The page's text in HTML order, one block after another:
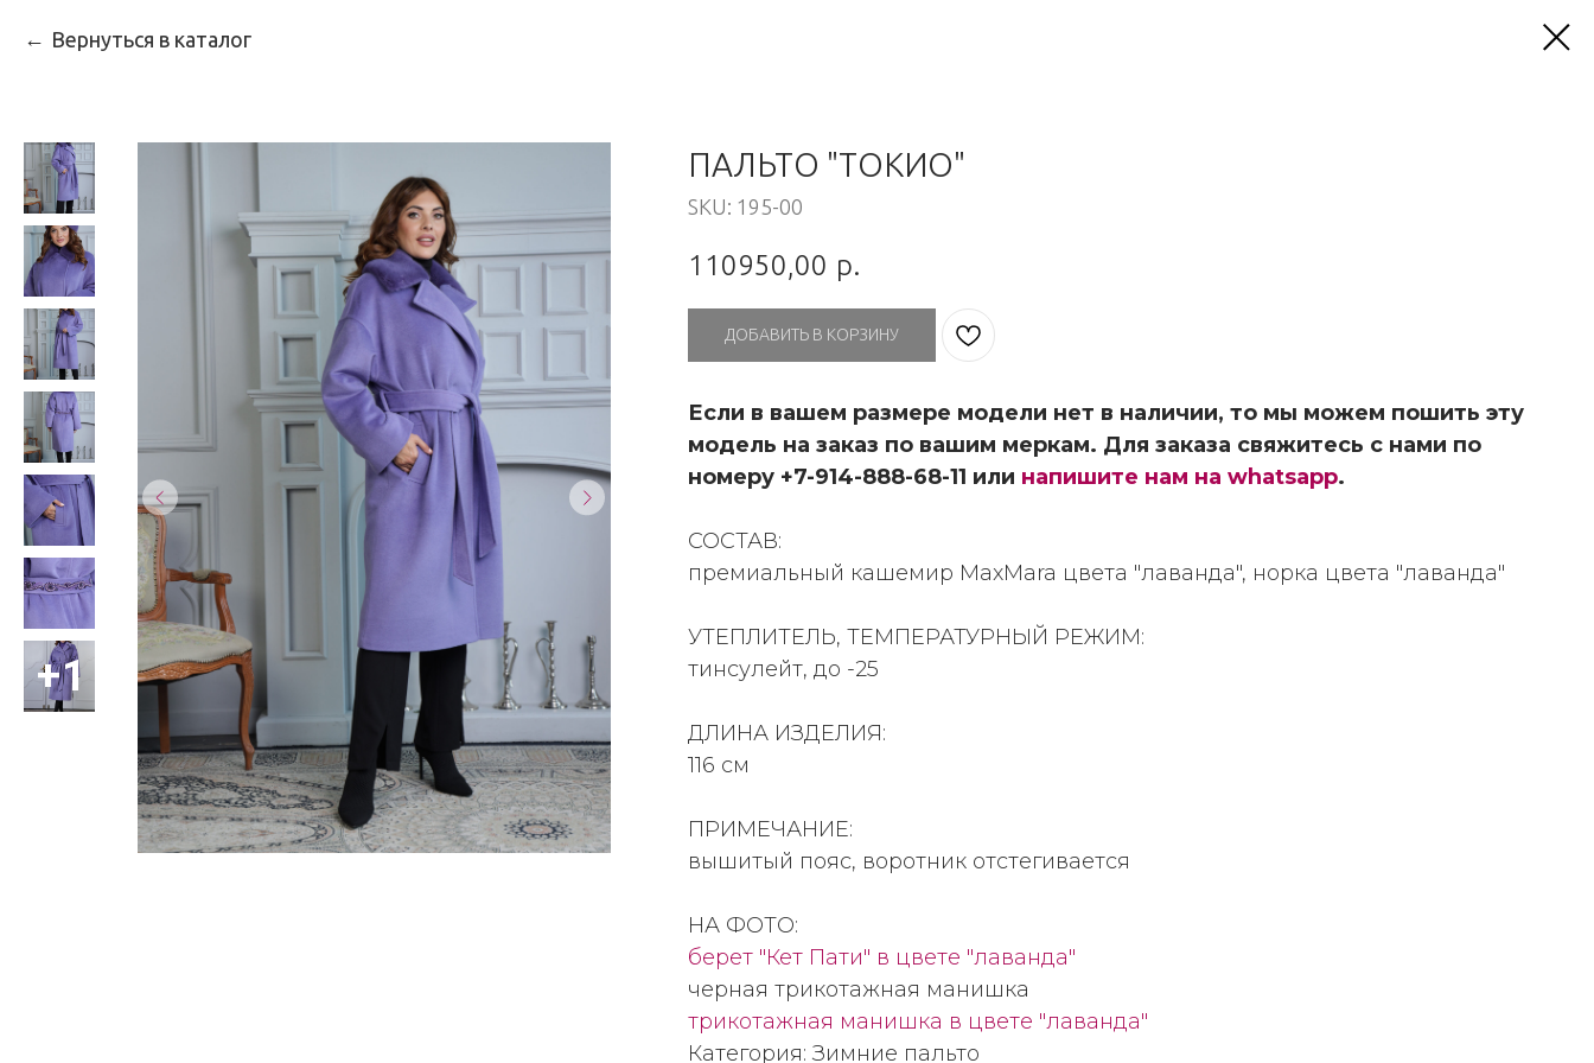
Вернуться в каталог
ПАЛЬТО "ТОКИО"
SKU: 195-00
110950,00 р.
ДОБАВИТЬ В КОРЗИНУ
Если в вашем размере модели нет в наличии, то мы можем пошить эту
модель на заказ по вашим меркам. Для заказа свяжитесь с нами по
номеру +7-914-888-68-11 или напишите нам на whatsapp.
СОСТАВ:
премиальный кашемир MaxMara цвета "лаванда", норка цвета "лаванда"
УТЕПЛИТЕЛЬ, ТЕМПЕРАТУРНЫЙ РЕЖИМ:
тинсулейт, до -25
ДЛИНА ИЗДЕЛИЯ:
116 см
ПРИМЕЧАНИЕ:
вышитый пояс, воротник отстегивается
НА ФОТО:
берет "Кет Пати" в цвете "лаванда"
черная трикотажная манишка
трикотажная манишка в цвете "лаванда"
Категория: Зимние пальто